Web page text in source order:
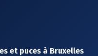
et puces à Bruxelles